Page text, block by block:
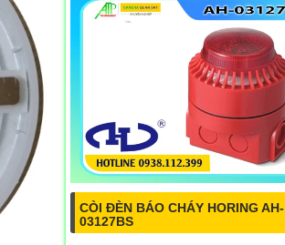
CÒI ĐÈN BÁO CHÁY HORING AH-
03127BS